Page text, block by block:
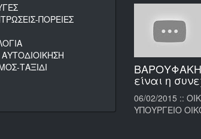
ΠΟΡΕΙΕΣ
ΤΑΞΙΔΙ
είναι η
06/02/2015 ::
ΥΠΟΥΡΓΕΙΟ